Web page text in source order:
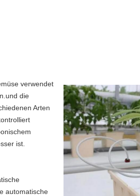
verwendet
die
Arten
ist.
automatische